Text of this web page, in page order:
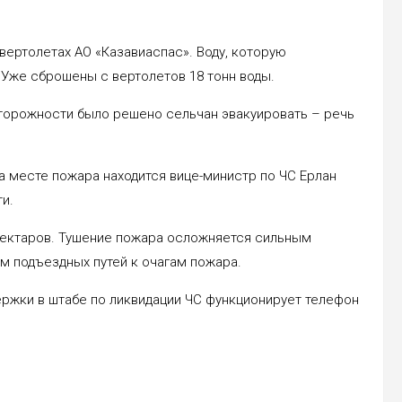
АО «Казавиаспас». Воду, которую
сброшены с вертолетов 18 тонн воды.
было решено сельчан эвакуировать – речь
пожара находится вице-министр по ЧС Ерлан
Тушение пожара осложняется сильным
подъездных путей к очагам пожара.
в штабе по ликвидации ЧС функционирует телефон